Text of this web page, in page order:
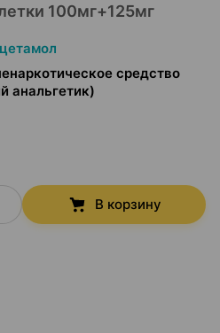
100мг+125мг
средство
анальгетик)
В корзину